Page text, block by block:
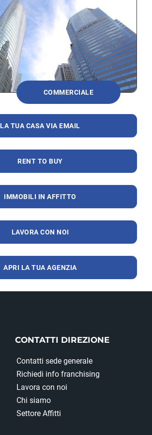
COMMERCIALE
LA TUA CASA VIA EMAIL
RENT TO BUY
IMMOBILI IN AFFITTO
LAVORA CON NOI
APRI LA TUA AGENZIA
CONTATTI DIREZIONE
Contatti sede generale
Richiedi info franchising
Lavora con noi
Chi siamo
Settore Affitti